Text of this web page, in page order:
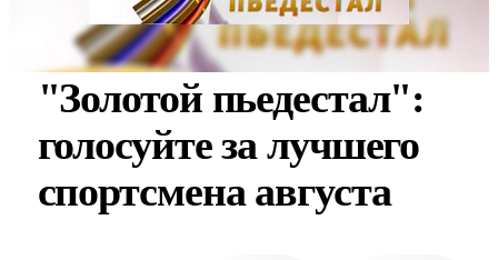
"Золотой пьедестал":
голосуйте за лучшего
спортсмена августа